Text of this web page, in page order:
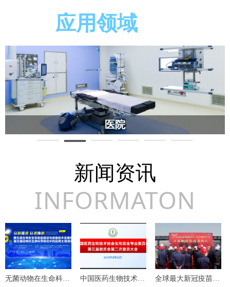
新闻资讯
INFORMATON
应用领域
无菌动物在生命科学
中国医药生物技术协
全球最大新冠疫苗车
医院